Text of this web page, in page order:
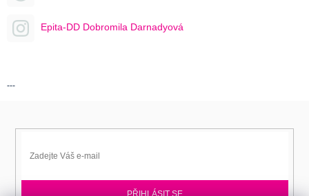
Epita-DD Dobromila Darnadyová
---